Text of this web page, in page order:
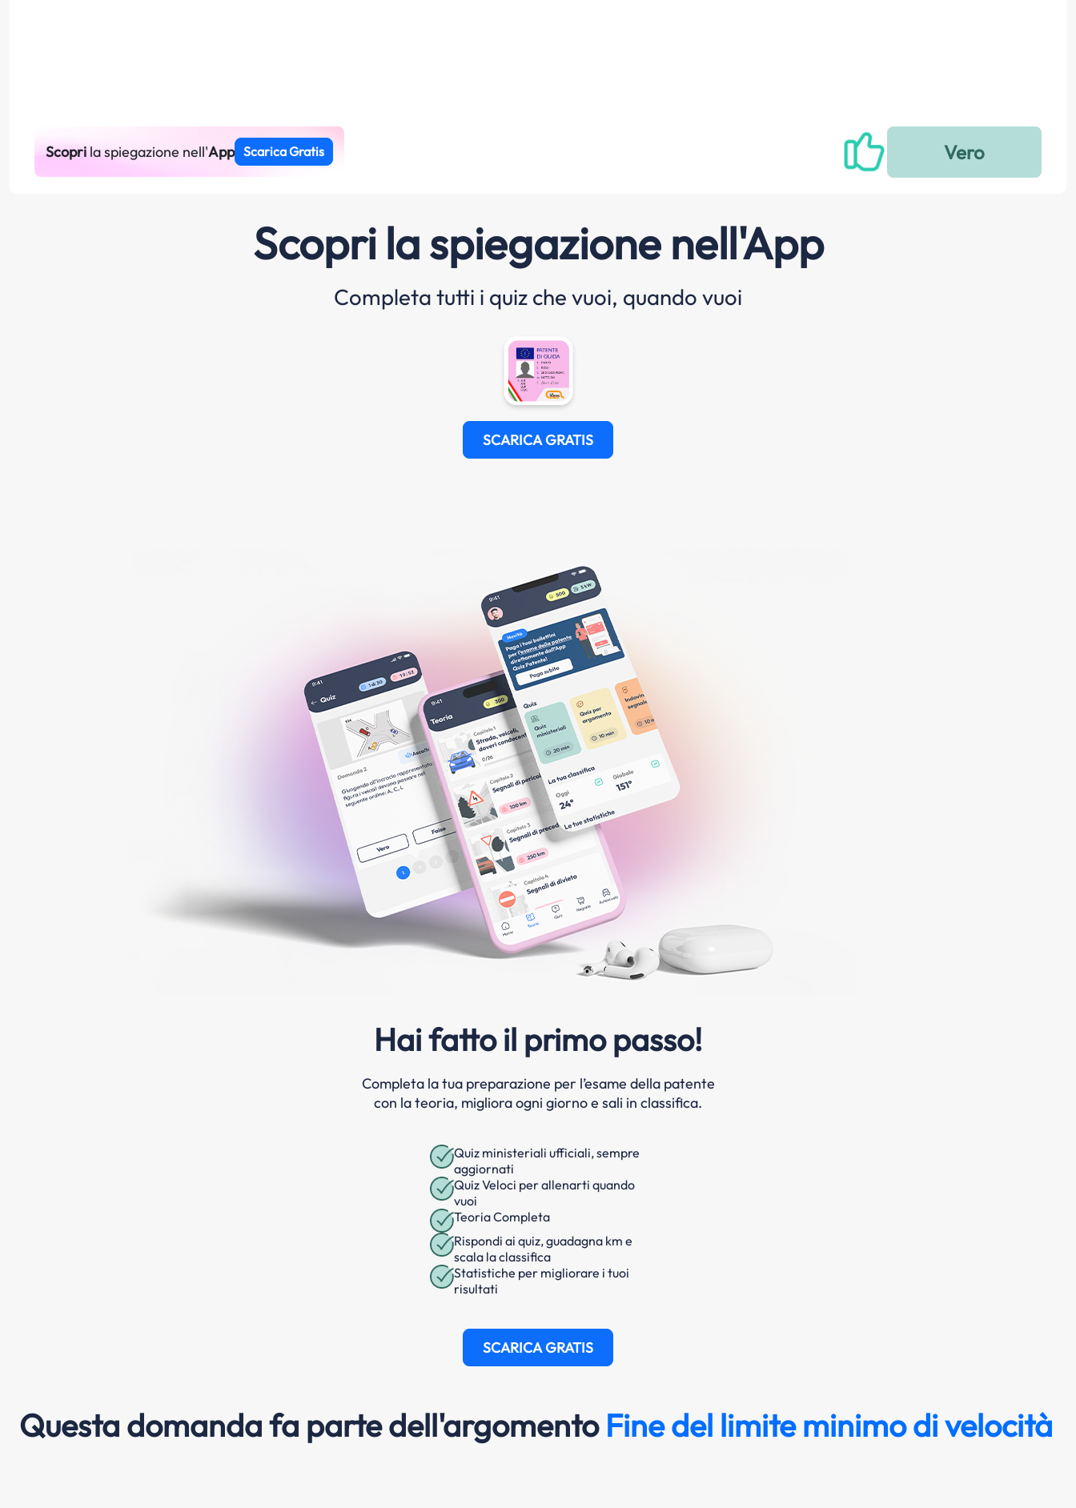
Scoprila spiegazione nell'App Scarica Gratis
Scopri la spiegazione nell'App
Completa tutti i quiz che vuoi, quando vuoi
SCARICA GRATIS
Hai fatto il primo passo!
Completa la tua preparazione per l’esame della patente
con la teoria, migliora ogni giorno e sali in classifica.
Quiz ministeriali ufficiali, sempre
aggiornati
Quiz Veloci per allenarti quando
vuoi
Teoria Completa
Rispondi ai quiz, guadagna km e
scala la classifica
Statistiche per migliorare i tuoi
risultati
SCARICA GRATIS
Questa domanda fa parte dell'argomento Fine del limite minimo di velocità